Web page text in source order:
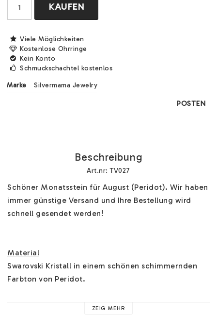
KAUFEN
Viele Möglichkeiten
Kostenlose Ohrringe
Kein Konto
Schmuckschachtel kostenlos
Marke Silvermama Jewelry
POSTEN
Beschreibung
Art.nr: TV027
Schöner Monatsstein für August (Peridot). Wir haben
immer günstige Versand und Ihre Bestellung wird
schnell gesendet werden!
Material
Swarovski Kristall in einem schönen schimmernden
Farbton von Peridot.
Abmessungen
ZEIG MEHR